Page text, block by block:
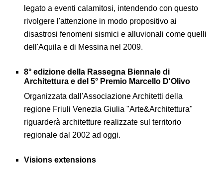
legato a eventi calamitosi, intendendo con questo
rivolgere l'attenzione in modo propositivo ai
disastrosi fenomeni sismici e alluvionali come quelli
dell'Aquila e di Messina nel 2009.
8° edizione della Rassegna Biennale di
Architettura e del 5° Premio Marcello D'Olivo
Organizzata dall'Associazione Architetti della
regione Friuli Venezia Giulia "Arte&Architettura"
riguarderà architetture realizzate sul territorio
regionale dal 2002 ad oggi.
Visions extensions